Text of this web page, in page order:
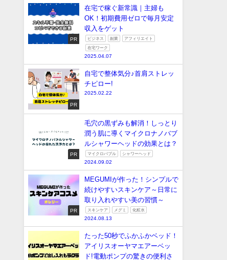
PR
在宅で稼ぐ新常識｜主婦も
OK！初期費用ゼロで毎月安定
収入をゲット
ビジネス 副業 アフィリエイト
在宅ワーク
2025.04.07
PR
自宅で整体気分♪首肩ストレッ
チピロー!
2025.02.22
PR
毛穴の黒ずみも解消！しっとり
潤う肌に導くマイクロナノバブ
ルシャワーヘッドの効果とは？
マイクロバブル シャワーヘッド
2024.09.02
PR
MEGUMIが作った！シンプルで
続けやすいスキンケア～日常に
取り入れやすい美の習慣～
スキンケア メグミ 化粧水
2024.08.13
たった50秒でふかふかベッド！
アイリスオーヤマエアーベッ
ド!電動ポンプの驚きの便利さ